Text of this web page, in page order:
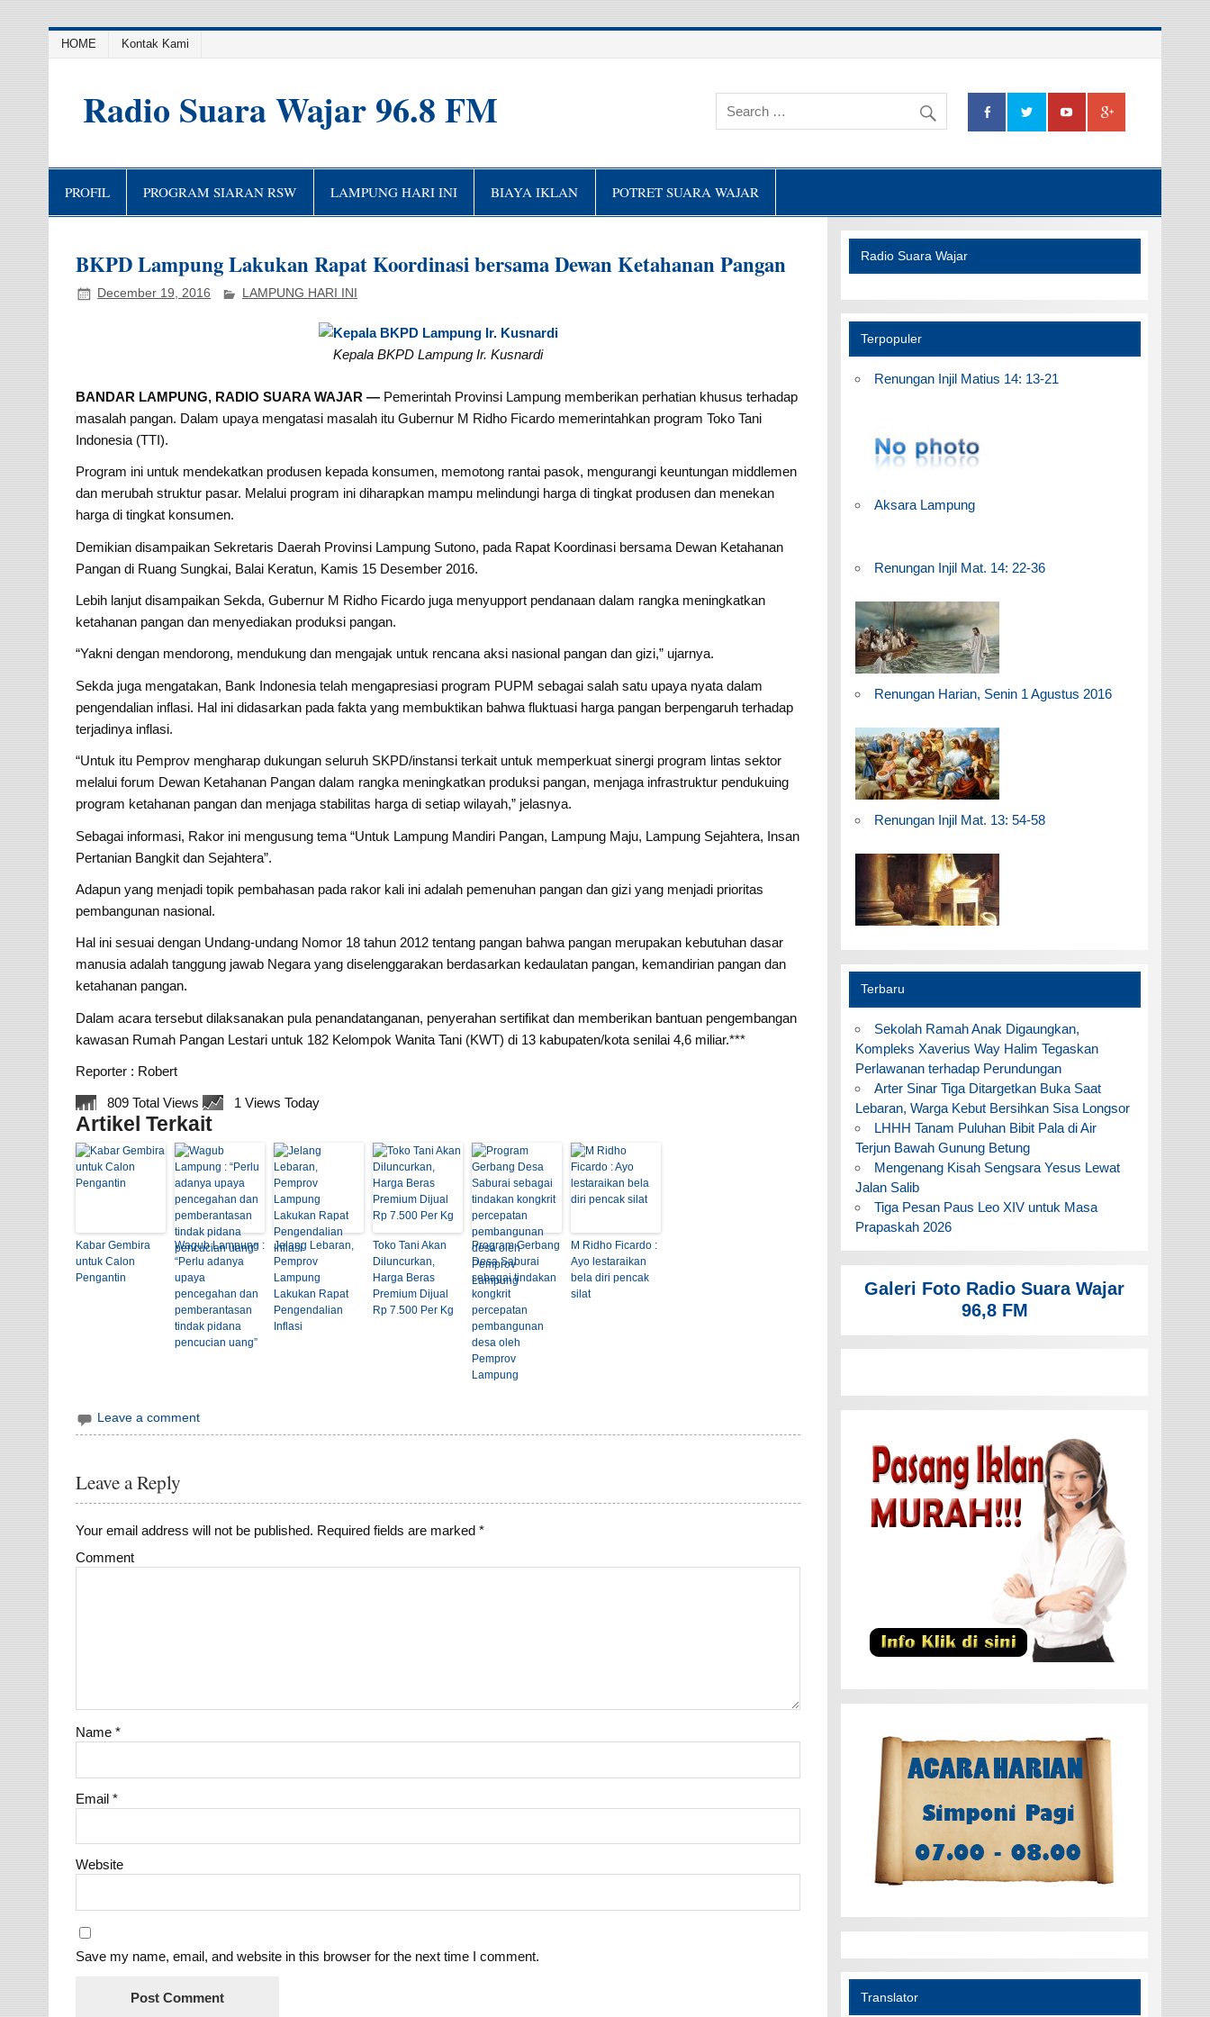
HOME Kontak Kami
Radio Suara Wajar 96.8 FM
PROFIL PROGRAM SIARAN RSW LAMPUNG HARI INI BIAYA IKLAN POTRET SUARA WAJAR
BKPD Lampung Lakukan Rapat Koordinasi bersama Dewan Ketahanan Pangan
December 19, 2016 LAMPUNG HARI INI
Kepala BKPD Lampung Ir. Kusnardi
BANDAR LAMPUNG, RADIO SUARA WAJAR — Pemerintah Provinsi Lampung memberikan perhatian khusus terhadap
masalah pangan. Dalam upaya mengatasi masalah itu Gubernur M Ridho Ficardo memerintahkan program Toko Tani
Indonesia (TTI).
Program ini untuk mendekatkan produsen kepada konsumen, memotong rantai pasok, mengurangi keuntungan middlemen
dan merubah struktur pasar. Melalui program ini diharapkan mampu melindungi harga di tingkat produsen dan menekan
harga di tingkat konsumen.
Demikian disampaikan Sekretaris Daerah Provinsi Lampung Sutono, pada Rapat Koordinasi bersama Dewan Ketahanan
Pangan di Ruang Sungkai, Balai Keratun, Kamis 15 Desember 2016.
Lebih lanjut disampaikan Sekda, Gubernur M Ridho Ficardo juga menyupport pendanaan dalam rangka meningkatkan
ketahanan pangan dan menyediakan produksi pangan.
“Yakni dengan mendorong, mendukung dan mengajak untuk rencana aksi nasional pangan dan gizi,” ujarnya.
Sekda juga mengatakan, Bank Indonesia telah mengapresiasi program PUPM sebagai salah satu upaya nyata dalam
pengendalian inflasi. Hal ini didasarkan pada fakta yang membuktikan bahwa fluktuasi harga pangan berpengaruh terhadap
terjadinya inflasi.
“Untuk itu Pemprov mengharap dukungan seluruh SKPD/instansi terkait untuk memperkuat sinergi program lintas sektor
melalui forum Dewan Ketahanan Pangan dalam rangka meningkatkan produksi pangan, menjaga infrastruktur pendukuing
program ketahanan pangan dan menjaga stabilitas harga di setiap wilayah,” jelasnya.
Sebagai informasi, Rakor ini mengusung tema “Untuk Lampung Mandiri Pangan, Lampung Maju, Lampung Sejahtera, Insan
Pertanian Bangkit dan Sejahtera”.
Adapun yang menjadi topik pembahasan pada rakor kali ini adalah pemenuhan pangan dan gizi yang menjadi prioritas
pembangunan nasional.
Hal ini sesuai dengan Undang-undang Nomor 18 tahun 2012 tentang pangan bahwa pangan merupakan kebutuhan dasar
manusia adalah tanggung jawab Negara yang diselenggarakan berdasarkan kedaulatan pangan, kemandirian pangan dan
ketahanan pangan.
Dalam acara tersebut dilaksanakan pula penandatanganan, penyerahan sertifikat dan memberikan bantuan pengembangan
kawasan Rumah Pangan Lestari untuk 182 Kelompok Wanita Tani (KWT) di 13 kabupaten/kota senilai 4,6 miliar.***
Reporter : Robert
809 Total Views 1 Views Today
Artikel Terkait
Kabar Gembira
untuk Calon
Pengantin
Wagub Lampung :
“Perlu adanya
upaya
pencegahan dan
pemberantasan
tindak pidana
pencucian uang”
Jelang Lebaran,
Pemprov
Lampung
Lakukan Rapat
Pengendalian
Inflasi
Toko Tani Akan
Diluncurkan,
Harga Beras
Premium Dijual
Rp 7.500 Per Kg
Program Gerbang
Desa Saburai
sebagai tindakan
kongkrit
percepatan
pembangunan
desa oleh
Pemprov
Lampung
M Ridho Ficardo :
Ayo lestaraikan
bela diri pencak
silat
Leave a comment
Leave a Reply
Your email address will not be published. Required fields are marked*
Comment
Name*
Email*
Website
Save my name, email, and website in this browser for the next time I comment.
Radio Suara Wajar
Terpopuler
Renungan Injil Matius 14: 13-21
Aksara Lampung
Renungan Injil Mat. 14: 22-36
Renungan Harian, Senin 1 Agustus 2016
Renungan Injil Mat. 13: 54-58
Terbaru
Sekolah Ramah Anak Digaungkan,
Kompleks Xaverius Way Halim Tegaskan
Perlawanan terhadap Perundungan
Arter Sinar Tiga Ditargetkan Buka Saat
Lebaran, Warga Kebut Bersihkan Sisa Longsor
LHHH Tanam Puluhan Bibit Pala di Air
Terjun Bawah Gunung Betung
Mengenang Kisah Sengsara Yesus Lewat
Jalan Salib
Tiga Pesan Paus Leo XIV untuk Masa
Prapaskah 2026
Galeri Foto Radio Suara Wajar
96,8 FM
Translator